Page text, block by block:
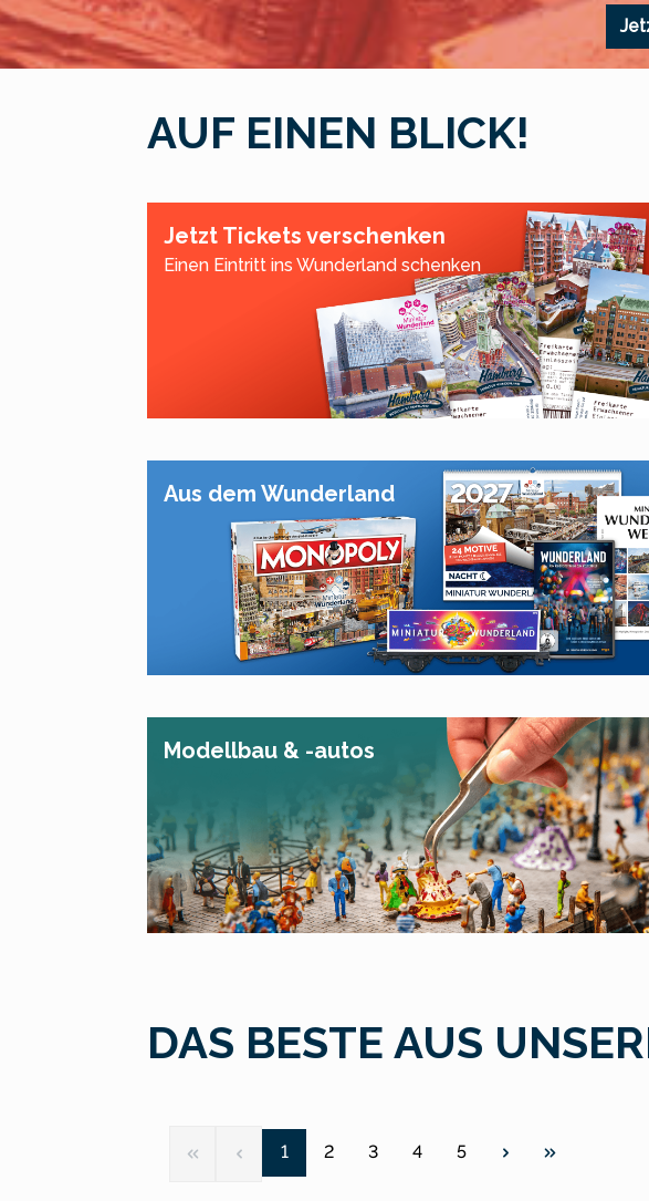
AUF EINEN BLICK!
Jetzt Tickets verschenken
Einen Eintritt ins Wunderland schenken
Aus dem Wunderland
Modellbau & -autos
DAS BESTE AUS
Seite
1 Seite
2 Seite
3 Seite
4 Seite
5